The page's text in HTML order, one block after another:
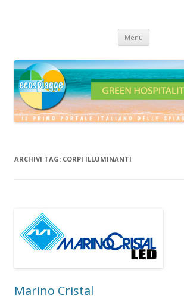
Menu Vai
contenuto
ARCHIVI TAG: CORPI ILLUMINANTI
Marino Cristal